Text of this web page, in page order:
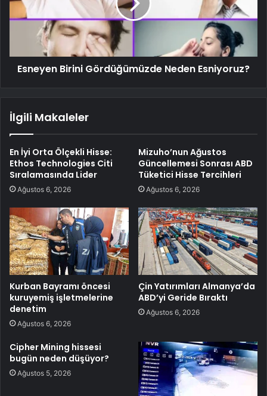
Esneyen Birini Gördüğümüzde Neden Esniyoruz?
İlgili Makaleler
En İyi Orta Ölçekli Hisse:
Ethos Technologies Citi
Sıralamasında Lider
Ağustos 6, 2026
Mizuho’nun Ağustos
Güncellemesi Sonrası ABD
Tüketici Hisse Tercihleri
Ağustos 6, 2026
Kurban Bayramı öncesi
kuruyemiş işletmelerine
denetim
Ağustos 6, 2026
Çin Yatırımları Almanya’da
ABD’yi Geride Bıraktı
Ağustos 6, 2026
Cipher Mining hissesi
bugün neden düşüyor?
Ağustos 5, 2026